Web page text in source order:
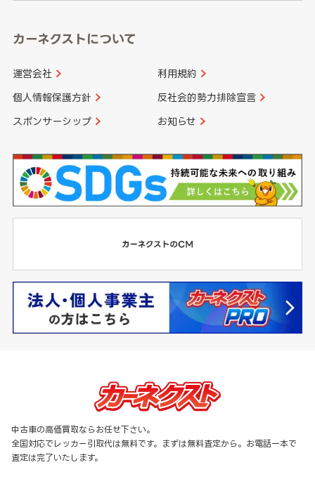
カーネクストについて
運営会社 利用規約
個人情報保護方針 反社会的勢力排除宣言
スポンサーシップ お知らせ
中古車の高価買取ならお任せ下さい。
全国対応でレッカー引取代は無料です。まずは無料査定から。お電話一本で
査定は完了いたします。